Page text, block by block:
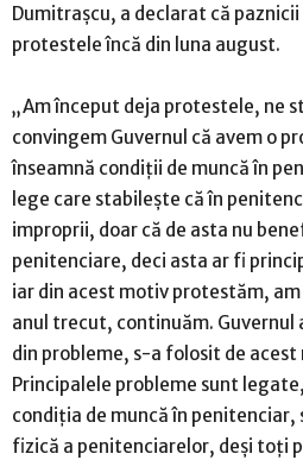
Dumitraşcu, a declarat că
protestele încă din luna august.
„Am început deja protestele, ne
convingem Guvernul că avem o
înseamnă condiţii de muncă în
lege care stabileşte că în
improprii, doar că de asta nu
penitenciare, deci asta ar fi
iar din acest motiv protestăm,
anul trecut, continuăm. Guvernul
din probleme, s-a folosit de
Principalele probleme sunt
condiţia de muncă în
fizică a penitenciarelor, deşi toţi